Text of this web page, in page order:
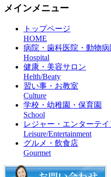
メインメニュー
トップページ
HOME
病院・歯科医院・動物
Hospital
健康・美容サロン
Helth/Beaty
習い事・お教室
Culture
学校・幼稚園・保育園
School
レジャー・エンターテイ
Leisure/Entertainment
グルメ・飲食店
Gourmet